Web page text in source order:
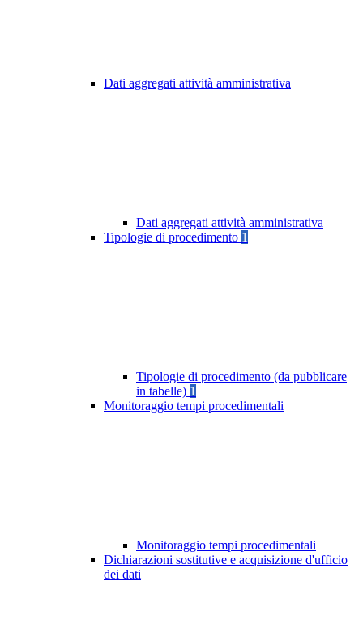
Dati aggregati attività amministrativa
Dati aggregati attività amministrativa
Tipologie di procedimento 1
Tipologie di procedimento (da pubblicare
in tabelle) 1
Monitoraggio tempi procedimentali
Monitoraggio tempi procedimentali
Dichiarazioni sostitutive e acquisizione d'ufficio
dei dati